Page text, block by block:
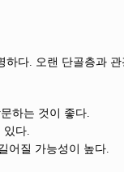
다. 오랜 단골층과
하는 것이 좋다.
있다.
어질 가능성이 높다.